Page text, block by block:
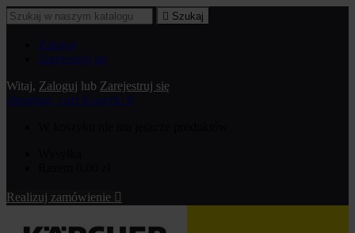
 Szukaj
Zaloguj
Zarejestruj się
Witaj, Zaloguj lub Zarejestruj się
shopping_cart Koszyk: 0
Realizuj zamówienie 